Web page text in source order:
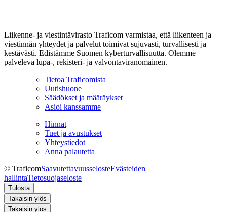
Liikenne- ja viestintävirasto Traficom varmistaa, että liikenteen ja
viestinnän yhteydet ja palvelut toimivat sujuvasti, turvallisesti ja
kestävästi. Edistämme Suomen kyberturvallisuutta. Olemme
palveleva lupa-, rekisteri- ja valvontaviranomainen.
Tietoa Traficomista
Uutishuone
Säädökset ja määräykset
Asioi kanssamme
Hinnat
Tuet ja avustukset
Yhteystiedot
Anna palautetta
© TraficomSaavutettavuusselosteEvästeiden
hallintaTietosuojaseloste
Tulosta
Takaisin ylös
Takaisin ylös